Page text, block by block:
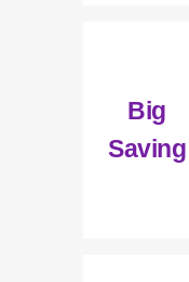
Big
Saving